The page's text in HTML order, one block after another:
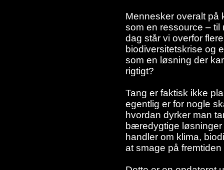
Mennesker overalt på
som en ressource – til
dag står vi overfor
biodiversitetskrise og
som en løsning der
rigtigt?
Tang er faktisk ikke
egentlig er for nogle
hvordan dyrker man
bæredygtige løsninger
handler om klima,
at smage på